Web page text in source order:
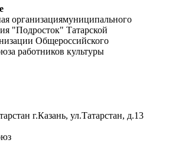
организациямуниципального
"Подросток" Татарской
Общероссийского
работников культуры
г.Казань, ул.Татарстан, д.13